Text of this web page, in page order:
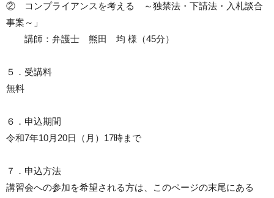
② コンプライアンスを考える ～独禁法・下請法・入札談合
事案～」
講師：弁護士 熊田 均 様（45分）
５．受講料
無料
６．申込期間
令和7年10月20日（月）17時まで
７．申込方法
講習会への参加を希望される方は、このページの末尾にある